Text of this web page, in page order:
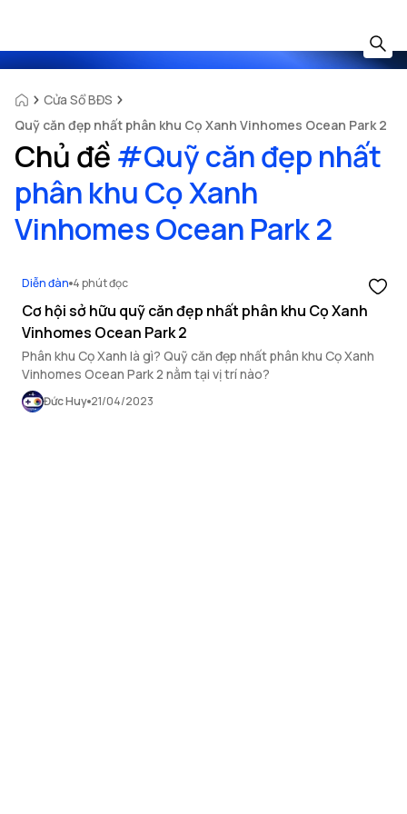
Cửa Sổ BĐS
Quỹ căn đẹp nhất phân khu Cọ Xanh Vinhomes Ocean Park 2
Chủ đề #Quỹ căn đẹp nhất
phân khu Cọ Xanh
Vinhomes Ocean Park 2
Diễn đàn 4 phút đọc
Cơ hội sở hữu quỹ căn đẹp nhất phân khu Cọ Xanh
Vinhomes Ocean Park 2
Phân khu Cọ Xanh là gì? Quỹ căn đẹp nhất phân khu Cọ Xanh
Vinhomes Ocean Park 2 nằm tại vị trí nào?
Đức Huy 21/04/2023